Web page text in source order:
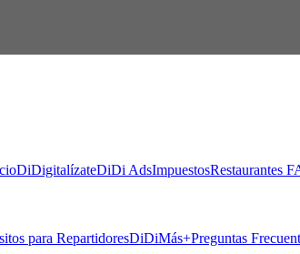
DiDigitalízateDiDi AdsImpuestosRestaurantes
para RepartidoresDiDiMás+Preguntas